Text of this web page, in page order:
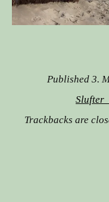
Published 3.
Trackbacks are